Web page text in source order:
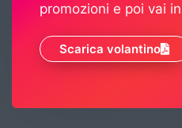
promozioni e poi vai
Scarica volantino